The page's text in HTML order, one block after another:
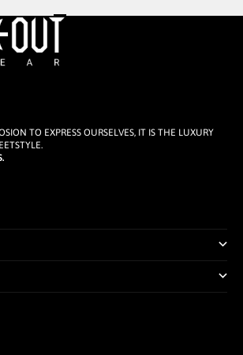
VAI ALL'ARTICOLO 1
TO EXPRESS OURSELVES, IT IS THE LUXURY